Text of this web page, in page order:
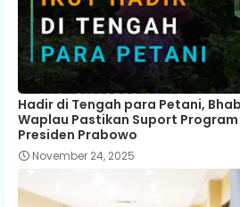
Hadir di Tengah para Petani,
Waplau Pastikan Suport
Presiden Prabowo
November 24, 2025